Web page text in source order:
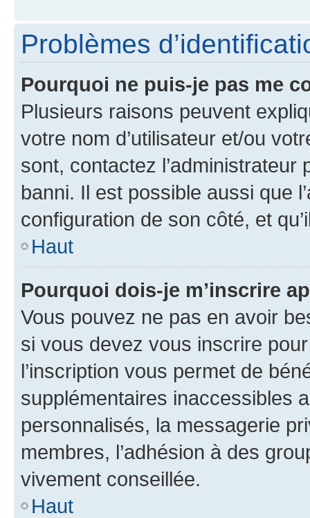
Problèmes
Pourquoi ne puis-je pas me
Plusieurs raisons peuvent
votre nom d’utilisateur et/ou
sont, contactez l’administrateur
banni. Il est possible aussi que
configuration de son côté, et
Haut
Pourquoi dois-je m’inscrire
Vous pouvez ne pas en avoir
si vous devez vous inscrire
l’inscription vous permet de
supplémentaires inaccessibles
personnalisés, la messagerie
membres, l’adhésion à des
vivement conseillée.
Haut